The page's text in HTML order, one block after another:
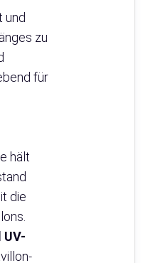
und
zu
für
hält
die